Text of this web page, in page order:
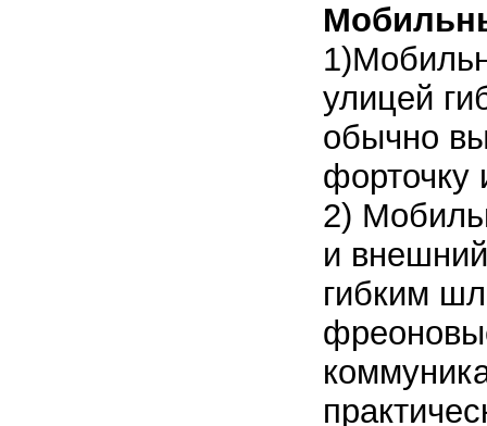
улицей
обычно
форточку
2)
и
гибким